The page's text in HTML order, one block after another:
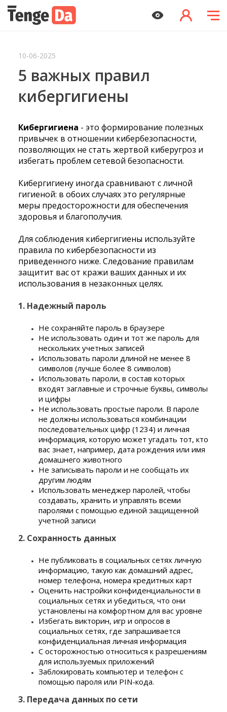
10-06-2025
5 важных правил
кибергигиены
Кибергигиена - это формирование полезных
привычек в отношении кибербезопасности,
позволяющих не стать жертвой киберугроз и
избегать проблем сетевой безопасности.
Кибергигиену иногда сравнивают с личной
гигиеной: в обоих случаях это регулярные
меры предосторожности для обеспечения
здоровья и благополучия.
Для соблюдения кибергигиены используйте
правила по кибербезопасности из
приведенного ниже. Следование правилам
защитит вас от кражи ваших данных и их
использования в незаконных целях.
1. Надежный пароль
Не сохраняйте пароль в браузере
Не использовать один и тот же пароль для
нескольких учетных записей
Использовать пароли длиной не менее 8
символов (лучше более 8 символов)
Использовать пароли, в состав которых
входят заглавные и строчные буквы, символы
и цифры
Не использовать простые пароли. В пароле
не должны использоваться комбинации
последовательных цифр (1234) и личная
информация, которую может угадать тот, кто
вас знает, например, дата рождения или имя
домашнего животного
Не записывать пароли и не сообщать их
другим людям
Использовать менеджер паролей, чтобы
создавать, хранить и управлять всеми
паролями с помощью единой защищенной
учетной записи
2. Сохранность данных
Не публиковать в социальных сетях личную
информацию, такую ​как домашний адрес,
номер телефона, номера кредитных карт
Оценить настройки конфиденциальности в
социальных сетях и убедиться, что они
установлены на комфортном для вас уровне
Избегать викторин, игр и опросов в
социальных сетях, где запрашивается
конфиденциальная личная информация
С осторожностью относиться к разрешениям
для используемых приложений
Заблокировать компьютер и телефон с
помощью пароля или PIN-кода.
3. Передача данных по сети